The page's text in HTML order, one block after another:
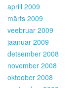
aprill 2009
märts 2009
veebruar 2009
jaanuar 2009
detsember 2008
november 2008
oktoober 2008